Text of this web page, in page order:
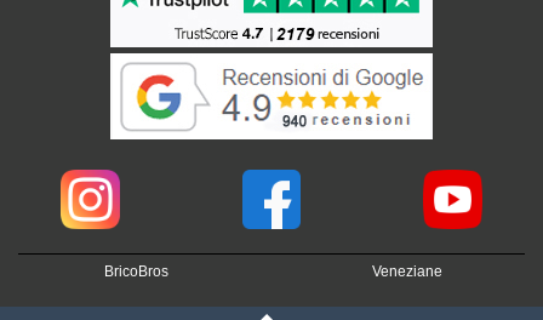
BricoBros Veneziane